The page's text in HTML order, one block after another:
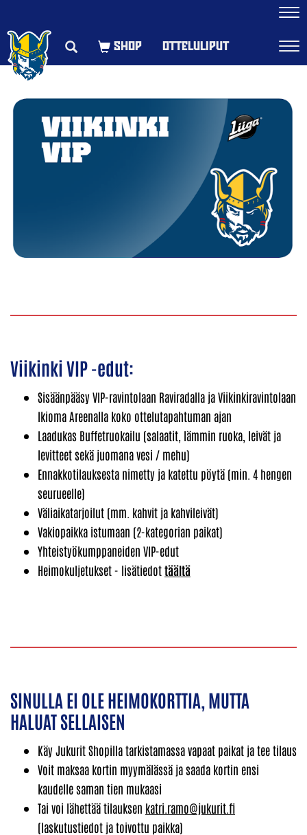
OTTELULIPUT
Viikinki VIP -edut:
Sisäänpääsy VIP-ravintolaan Raviradalla ja Viikinkiravintolaan
Ikioma Areenalla koko ottelutapahtuman ajan
Laadukas Buffetruokailu (salaatit, lämmin ruoka, leivät ja
levitteet sekä juomana vesi / mehu)
Ennakkotilauksesta nimetty ja katettu pöytä (min. 4 hengen
seurueelle)
Väliaikatarjoilut (mm. kahvit ja kahvileivät)
Vakiopaikka istumaan (2-kategorian paikat)
Yhteistyökumppaneiden VIP-edut
Heimokuljetukset - lisätiedottäältä
SINULLA EI OLE HEIMOKORTTIA, MUTTA
HALUAT SELLAISEN
Käy Jukurit Shopilla tarkistamassa vapaat paikat ja tee tilaus
Voit maksaa kortin myymälässä ja saada kortin ensi
kaudelle saman tien mukaasi
Tai voi lähettää tilauksen katri.ramo@jukurit.fi
(laskutustiedot ja toivottu paikka)